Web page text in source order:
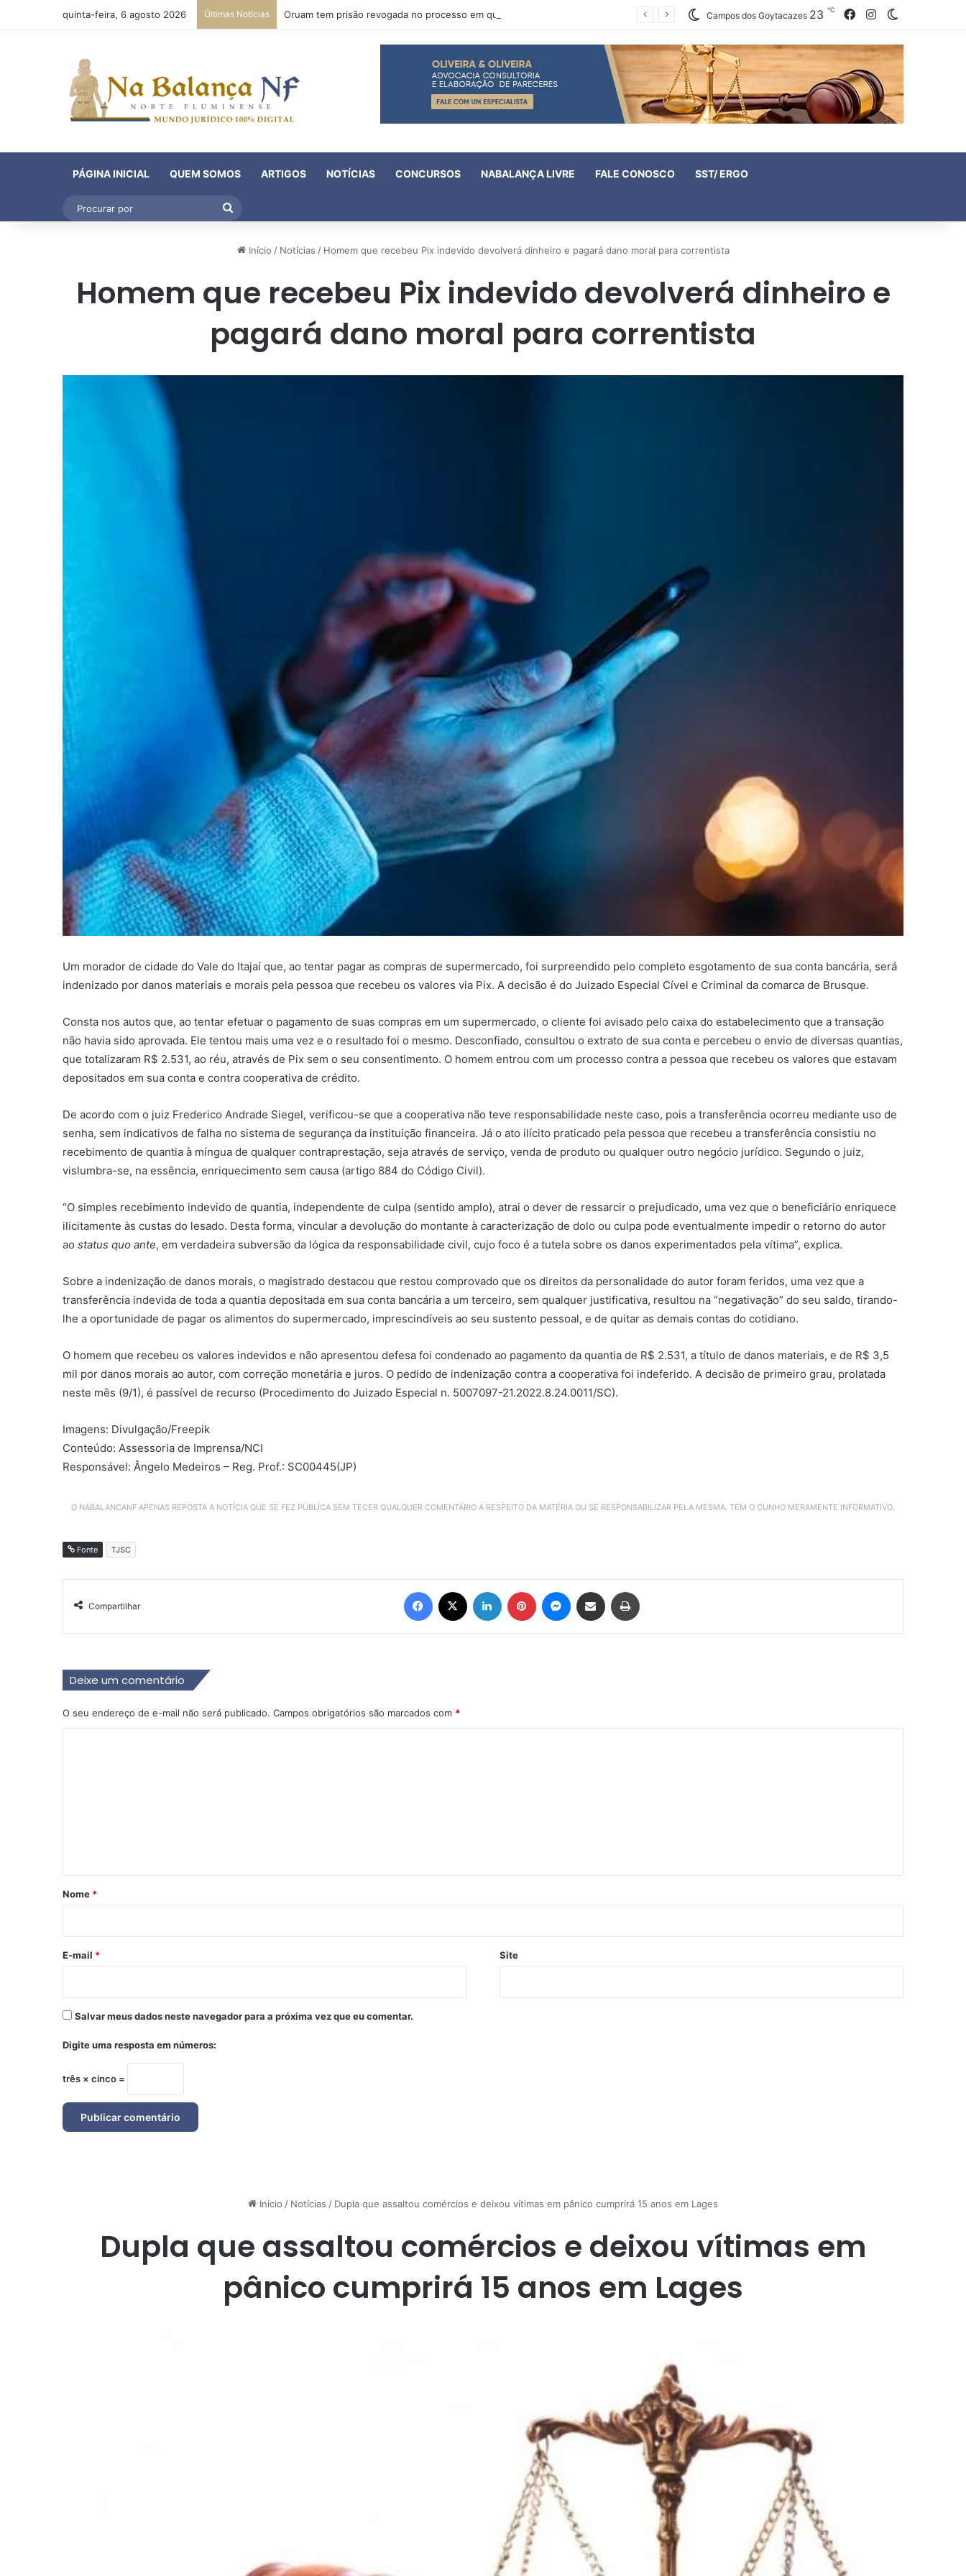
quinta-feira, 6 agosto 2026 Últimas Notícias Campos dos Goytacazes 23 ℃ FacebookInstagram
PÁGINA INICIAL QUEM SOMOS ARTIGOS NOTÍCIAS CONCURSOS NABALANÇA LIVRE FALE CONOSCO SST/ ERGO
Início / Notícias / Homem que recebeu Pix indevido devolverá dinheiro e pagará dano moral para correntista
Homem que recebeu Pix indevido devolverá dinheiro e
pagará dano moral para correntista
Um morador de cidade do Vale do Itajaí que, ao tentar pagar as compras de supermercado, foi surpreendido pelo completo esgotamento de sua conta bancária, será
indenizado por danos materiais e morais pela pessoa que recebeu os valores via Pix. A decisão é do Juizado Especial Cível e Criminal da comarca de Brusque.
Consta nos autos que, ao tentar efetuar o pagamento de suas compras em um supermercado, o cliente foi avisado pelo caixa do estabelecimento que a transação
não havia sido aprovada. Ele tentou mais uma vez e o resultado foi o mesmo. Desconfiado, consultou o extrato de sua conta e percebeu o envio de diversas quantias,
que totalizaram R$ 2.531, ao réu, através de Pix sem o seu consentimento. O homem entrou com um processo contra a pessoa que recebeu os valores que estavam
depositados em sua conta e contra cooperativa de crédito.
De acordo com o juiz Frederico Andrade Siegel, verificou-se que a cooperativa não teve responsabilidade neste caso, pois a transferência ocorreu mediante uso de
senha, sem indicativos de falha no sistema de segurança da instituição financeira. Já o ato ilícito praticado pela pessoa que recebeu a transferência consistiu no
recebimento de quantia à míngua de qualquer contraprestação, seja através de serviço, venda de produto ou qualquer outro negócio jurídico. Segundo o juiz,
vislumbra-se, na essência, enriquecimento sem causa (artigo 884 do Código Civil).
“O simples recebimento indevido de quantia, independente de culpa (sentido amplo), atrai o dever de ressarcir o prejudicado, uma vez que o beneficiário enriquece
ilicitamente às custas do lesado. Desta forma, vincular a devolução do montante à caracterização de dolo ou culpa pode eventualmente impedir o retorno do autor
ao status quo ante, em verdadeira subversão da lógica da responsabilidade civil, cujo foco é a tutela sobre os danos experimentados pela vítima”, explica.
Sobre a indenização de danos morais, o magistrado destacou que restou comprovado que os direitos da personalidade do autor foram feridos, uma vez que a
transferência indevida de toda a quantia depositada em sua conta bancária a um terceiro, sem qualquer justificativa, resultou na “negativação” do seu saldo, tirando-
lhe a oportunidade de pagar os alimentos do supermercado, imprescindíveis ao seu sustento pessoal, e de quitar as demais contas do cotidiano.
O homem que recebeu os valores indevidos e não apresentou defesa foi condenado ao pagamento da quantia de R$ 2.531, a título de danos materiais, e de R$ 3,5
mil por danos morais ao autor, com correção monetária e juros. O pedido de indenização contra a cooperativa foi indeferido. A decisão de primeiro grau, prolatada
neste mês (9/1), é passível de recurso (Procedimento do Juizado Especial n. 5007097-21.2022.8.24.0011/SC).
Imagens: Divulgação/Freepik
Conteúdo: Assessoria de Imprensa/NCI
Responsável: Ângelo Medeiros – Reg. Prof.: SC00445(JP)
O NABALANCANF APENAS REPOSTA A NOTÍCIA QUE SE FEZ PÚBLICA SEM TECER QUALQUER COMENTÁRIO A RESPEITO DA MATÉRIA OU SE RESPONSABILIZAR PELA MESMA. TEM O CUNHO MERAMENTE INFORMATIVO.
Fonte TJSC
Compartilhar
Deixe um comentário
O seu endereço de e-mail não será publicado. Campos obrigatórios são marcados com *
r
*
Nome *
E-mail * Site
Salvar meus dados neste navegador para a próxima vez que eu comentar.
Digite uma resposta em números:
três × cinco =